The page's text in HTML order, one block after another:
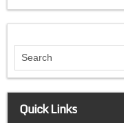
Quick Links